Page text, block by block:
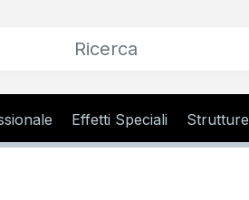
Effetti Speciali Strutture